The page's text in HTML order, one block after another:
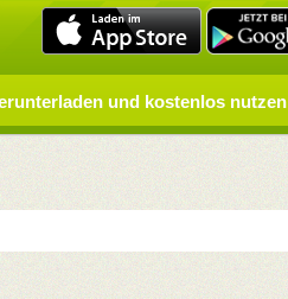
und kostenlos nutzen